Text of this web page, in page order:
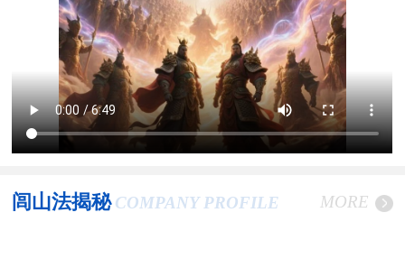
闾山法揭秘 COMPANY PROFILE MORE